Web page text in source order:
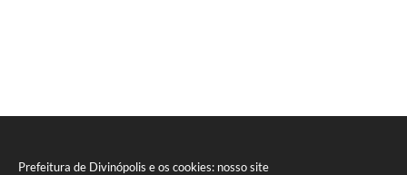
Prefeitura de Divinópolis e os cookies: nosso site